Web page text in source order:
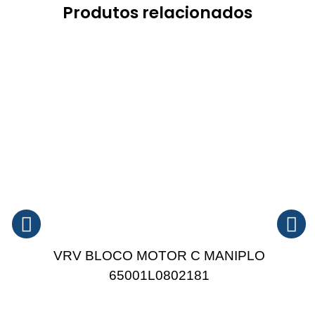
Produtos relacionados
VRV BLOCO MOTOR C MANIPLO
65001L0802181